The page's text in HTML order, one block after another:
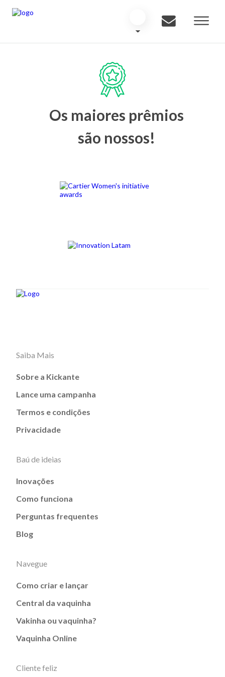
Os maiores prêmios
são nossos!
Saiba Mais
Sobre a Kickante
Lance uma campanha
Termos e condições
Privacidade
Baú de ideias
Inovações
Como funciona
Perguntas frequentes
Blog
Navegue
Como criar e lançar
Central da vaquinha
Vakinha ou vaquinha?
Vaquinha Online
Cliente feliz